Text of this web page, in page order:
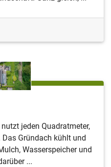
jeden Quadratmeter,
Gründach kühlt und
Wasserspeicher und
...